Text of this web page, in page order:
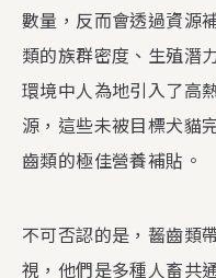
數量，反而會透過資源
類的族群密度、生殖潛
環境中人為地引入了高
源，這些未被目標犬貓
齒類的極佳營養補貼。
不可否認的是，齧齒類
視，他們是多種人畜共